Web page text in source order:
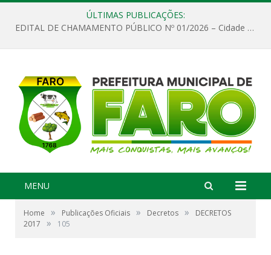
ÚLTIMAS PUBLICAÇÕES:
EDITAL DE CHAMAMENTO PÚBLICO Nº 01/2026 – Cidade de Faro
MENU
Home » Publicações Oficiais » Decretos »
DECRETOS
2017
» 105